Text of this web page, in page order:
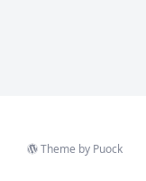
Theme by Puock